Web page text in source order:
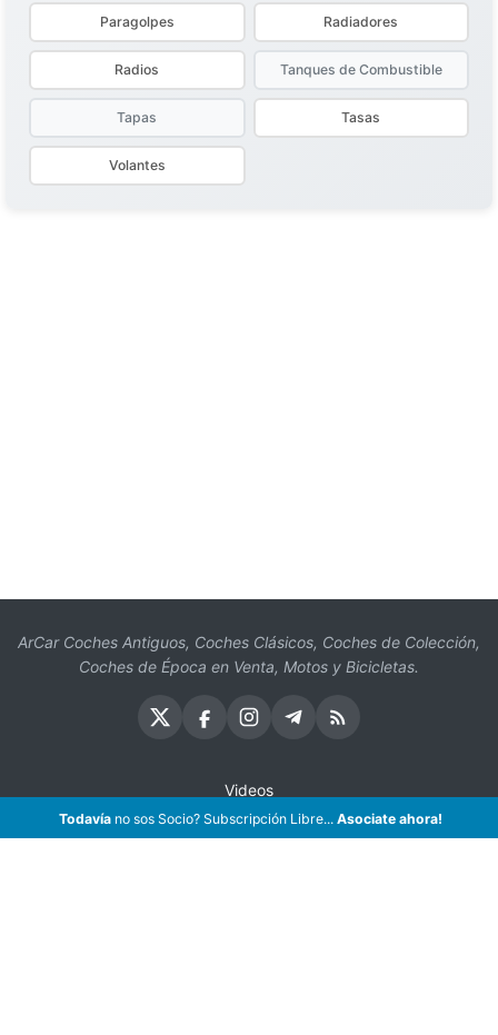
Paragolpes Radiadores
Radios Tanques de Combustible
Tapas Tasas
Volantes
ArCar Coches Antiguos, Coches Clásicos, Coches de Colección,
Coches de Época en Venta, Motos y Bicicletas.
Videos
Oficios
Todavíano sos Socio? Subscripción Libre... Asociate ahora!